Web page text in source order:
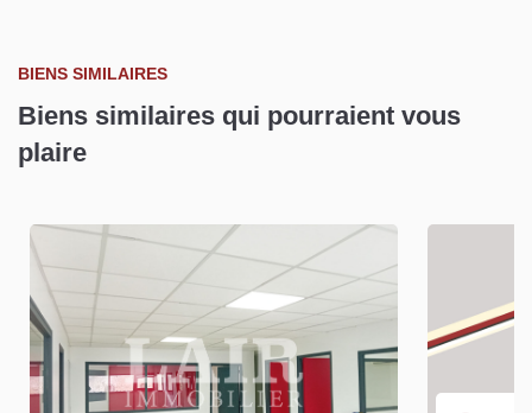
BIENS SIMILAIRES
Biens similaires qui pourraient vous
plaire